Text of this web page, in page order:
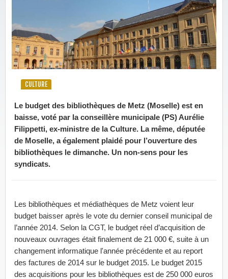
CULTURE
Le budget des bibliothèques de Metz (Moselle) est en
baisse, voté par la conseillère municipale (PS) Aurélie
Filippetti, ex-ministre de la Culture. La même, députée
de Moselle, a également plaidé pour l’ouverture des
bibliothèques le dimanche. Un non-sens pour les
syndicats.
Les bibliothèques et médiathèques de Metz voient leur
budget baisser après le vote du dernier conseil municipal de
l’année 2014. Selon la CGT, le budget réel d’acquisition de
nouveaux ouvrages était finalement de 21 000 €, suite à un
changement informatique l'année précédente et au report
des factures de 2014 sur le budget 2015. Le budget 2015
des acquisitions pour les bibliothèques est de 250 000 euros